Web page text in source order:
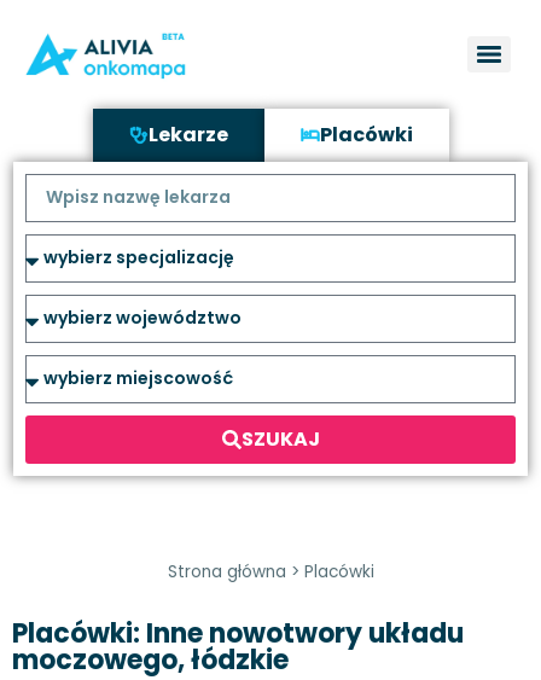
Lekarze Placówki
SZUKAJ
Strona główna > Placówki
Placówki: Inne nowotwory układu
moczowego, łódzkie